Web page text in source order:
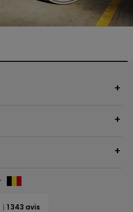
+
+
+
1 343 avis